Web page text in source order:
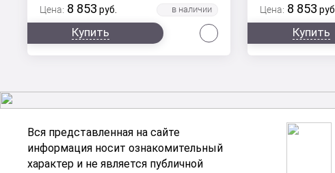
Цена: 8 853 руб.
Купить
Цена: 8 853 руб.
Купить
Вся представленная на сайте
информация носит ознакомительный
характер и не является публичной